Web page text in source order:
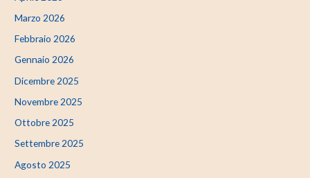
Marzo 2026
Febbraio 2026
Gennaio 2026
Dicembre 2025
Novembre 2025
Ottobre 2025
Settembre 2025
Agosto 2025